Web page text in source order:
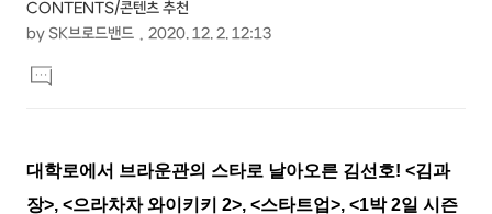
CONTENTS/콘텐츠 추천
by SK브로드밴드 2020. 12. 2. 12:13
문
댓
글
대학로에서 브라운관의 스타로 날아오른 김선호! <김과
장>, <으라차차 와이키키 2>, <스타트업>, <1박2일 시즌